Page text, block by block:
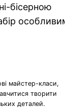
бісерною
майстер-класи,
творити
деталей.